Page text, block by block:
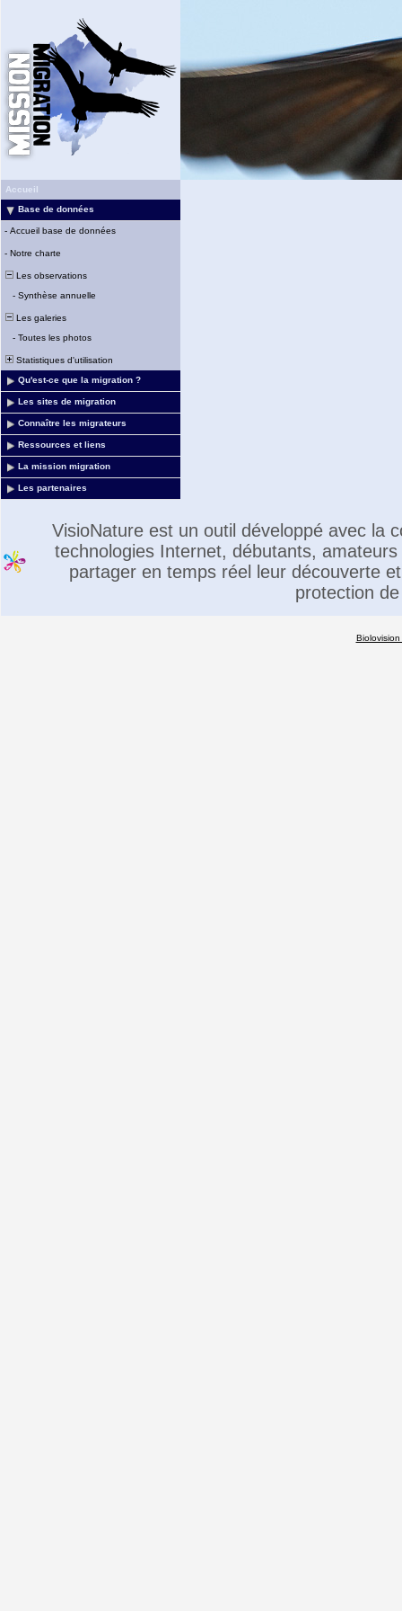
Accueil
Base de données
- Accueil base de données
- Notre charte
Les observations
- Synthèse annuelle
Les galeries
- Toutes les photos
Statistiques d'utilisation
Qu'est-ce que la migration ?
Les sites de migration
Connaître les migrateurs
Ressources et liens
La mission migration
Les partenaires
VisioNature est un outil développé avec la
technologies Internet, débutants,
partager en temps réel leur découverte
protection
Biolovision